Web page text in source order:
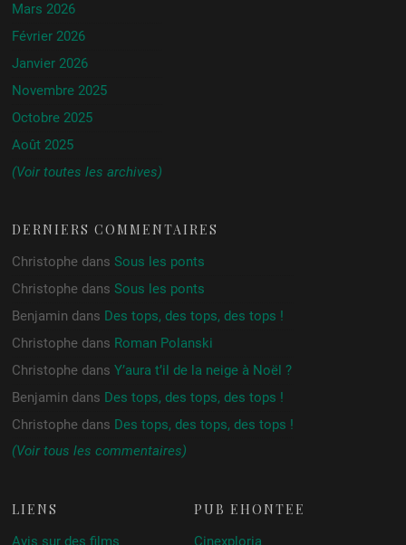
Mars 2026
Février 2026
Janvier 2026
Novembre 2025
Octobre 2025
Août 2025
(Voir toutes les archives)
DERNIERS COMMENTAIRES
Christophe dans Sous les ponts
Christophe dans Sous les ponts
Benjamin dans Des tops, des tops, des tops !
Christophe dans Roman Polanski
Christophe dans Y’aura t’il de la neige à Noël ?
Benjamin dans Des tops, des tops, des tops !
Christophe dans Des tops, des tops, des tops !
(Voir tous les commentaires)
LIENS
Avis sur des films
PUB ÉHONTÉE
Cinexploria